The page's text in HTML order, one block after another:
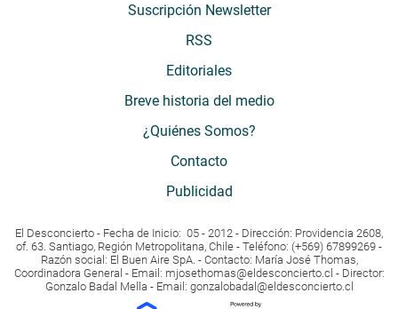
Suscripción Newsletter
RSS
Editoriales
Breve historia del medio
¿Quiénes Somos?
Contacto
Publicidad
El Desconcierto - Fecha de Inicio: 05 - 2012 - Dirección: Providencia 2608,
of. 63. Santiago, Región Metropolitana, Chile - Teléfono: (+569) 67899269 -
Razón social: El Buen Aire SpA. - Contacto: María José Thomas,
Coordinadora General - Email: mjosethomas@eldesconcierto.cl - Director:
Gonzalo Badal Mella - Email: gonzalobadal@eldesconcierto.cl